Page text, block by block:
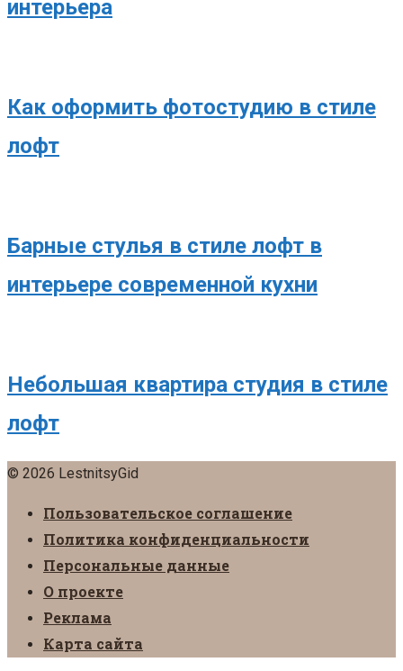
интерьера
Как оформить фотостудию в стиле
лофт
Барные стулья в стиле лофт в
интерьере современной кухни
Небольшая квартира студия в стиле
лофт
© 2026 LestnitsyGid
Пользовательское соглашение
Политика конфиденциальности
Персональные данные
О проекте
Реклама
Карта сайта